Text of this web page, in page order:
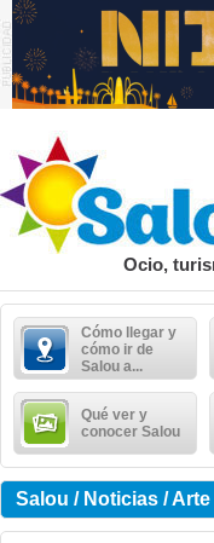
Ocio,
Cómo llegar y
cómo ir de
Salou a...
Qué ver y
conocer Salou
Salou / Noticias / Arte